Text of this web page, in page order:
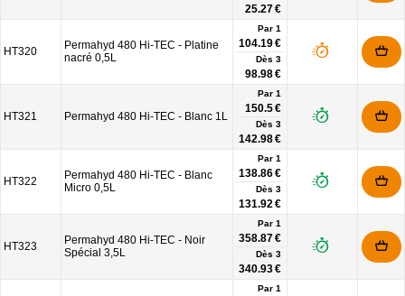
25.27 €
HT320
Permahyd 480 Hi-TEC - Platine
nacré 0,5L
Par 1
104.19 €
Dès 3
98.98 €
HT321 Permahyd 480 Hi-TEC - Blanc 1L
Par 1
150.5 €
Dès 3
142.98 €
HT322
Permahyd 480 Hi-TEC - Blanc
Micro 0,5L
Par 1
138.86 €
Dès 3
131.92 €
HT323
Permahyd 480 Hi-TEC - Noir
Spécial 3,5L
Par 1
358.87 €
Dès 3
340.93 €
Par 1